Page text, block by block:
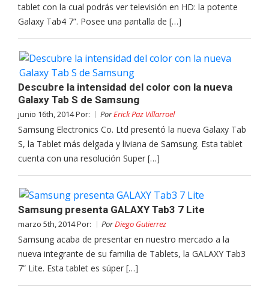
tablet con la cual podrás ver televisión en HD: la potente
Galaxy Tab4 7”. Posee una pantalla de […]
Descubre la intensidad del color con la nueva
Galaxy Tab S de Samsung
junio 16th, 2014 Por: PorErick Paz Villarroel
Samsung Electronics Co. Ltd presentó la nueva Galaxy Tab
S, la Tablet más delgada y liviana de Samsung. Esta tablet
cuenta con una resolución Super […]
Samsung presenta GALAXY Tab3 7 Lite
marzo 5th, 2014 Por: PorDiego Gutierrez
Samsung acaba de presentar en nuestro mercado a la
nueva integrante de su familia de Tablets, la GALAXY Tab3
7” Lite. Esta tablet es súper […]